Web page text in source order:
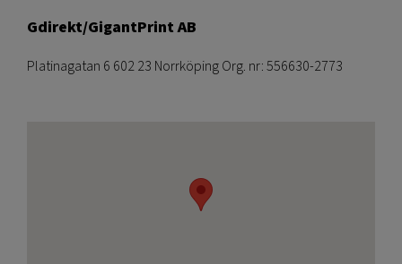
Gdirekt/GigantPrint AB
Platinagatan 6 602 23 Norrköping Org. nr: 556630-2773